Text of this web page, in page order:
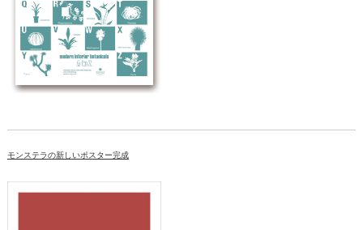
モンステラの新しいポスター完成